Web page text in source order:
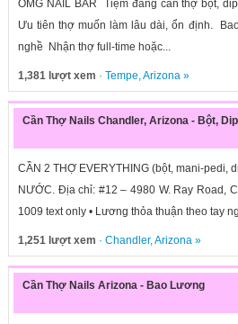
OMG NAIL BAR Tiệm đang cần thợ bột,
Ưu tiên thợ muốn làm lâu dài, ổn định.
nghề Nhận thợ full-time hoặc...
1,381 lượt xem · Tempe,Arizona»
Cần Thợ Nails Chandler, Arizona - Bột,
CẦN 2 THỢ EVERYTHING (bột, mani-pedi,
NƯỚC. Địa chỉ: #12 – 4980 W. Ray Road,
1009 text only • Lương thỏa thuận theo tay
1,251 lượt xem · Chandler,Arizona»
Cần Thợ Nails Arizona - Bao Lương